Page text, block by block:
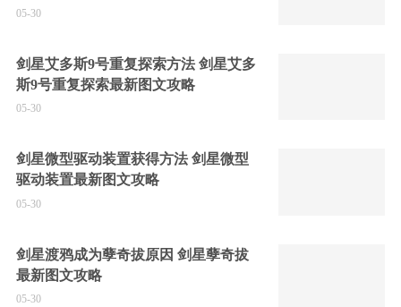
05-30
剑星艾多斯9号重复探索方法 剑星艾多
斯9号重复探索最新图文攻略
05-30
剑星微型驱动装置获得方法 剑星微型
驱动装置最新图文攻略
05-30
剑星渡鸦成为孽奇拔原因 剑星孽奇拔
最新图文攻略
05-30